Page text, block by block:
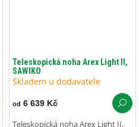
Teleskopická noha Arex Light II,
SAWIKO
Skladem u dodavatele
od 6 639 Kč
Teleskopická noha Arex Light II,